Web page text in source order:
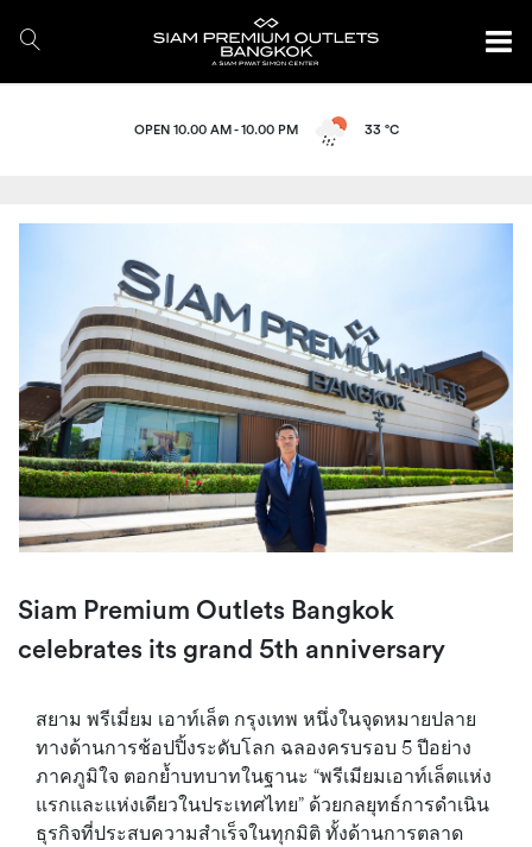
OPEN 10.00 AM - 10.00 PM 33 °C
Siam Premium Outlets Bangkok
celebrates its grand 5th anniversary
สยาม พรีเมี่ยม เอาท์เล็ต กรุงเทพ หนึ่งในจุดหมายปลาย
ทางด้านการช้อปปิ้งระดับโลก ฉลองครบรอบ 5 ปีอย่าง
ภาคภูมิใจ ตอกย้ำบทบาทในฐานะ “พรีเมียมเอาท์เล็ตแห่ง
แรกและแห่งเดียวในประเทศไทย” ด้วยกลยุทธ์การดำเนิน
ธุรกิจที่ประสบความสำเร็จในทุกมิติ ทั้งด้านการตลาด